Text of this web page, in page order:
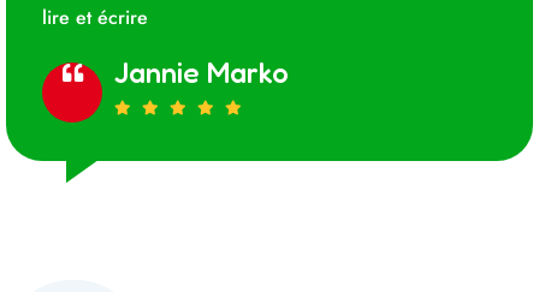
lire et écrire
Jannie Marko